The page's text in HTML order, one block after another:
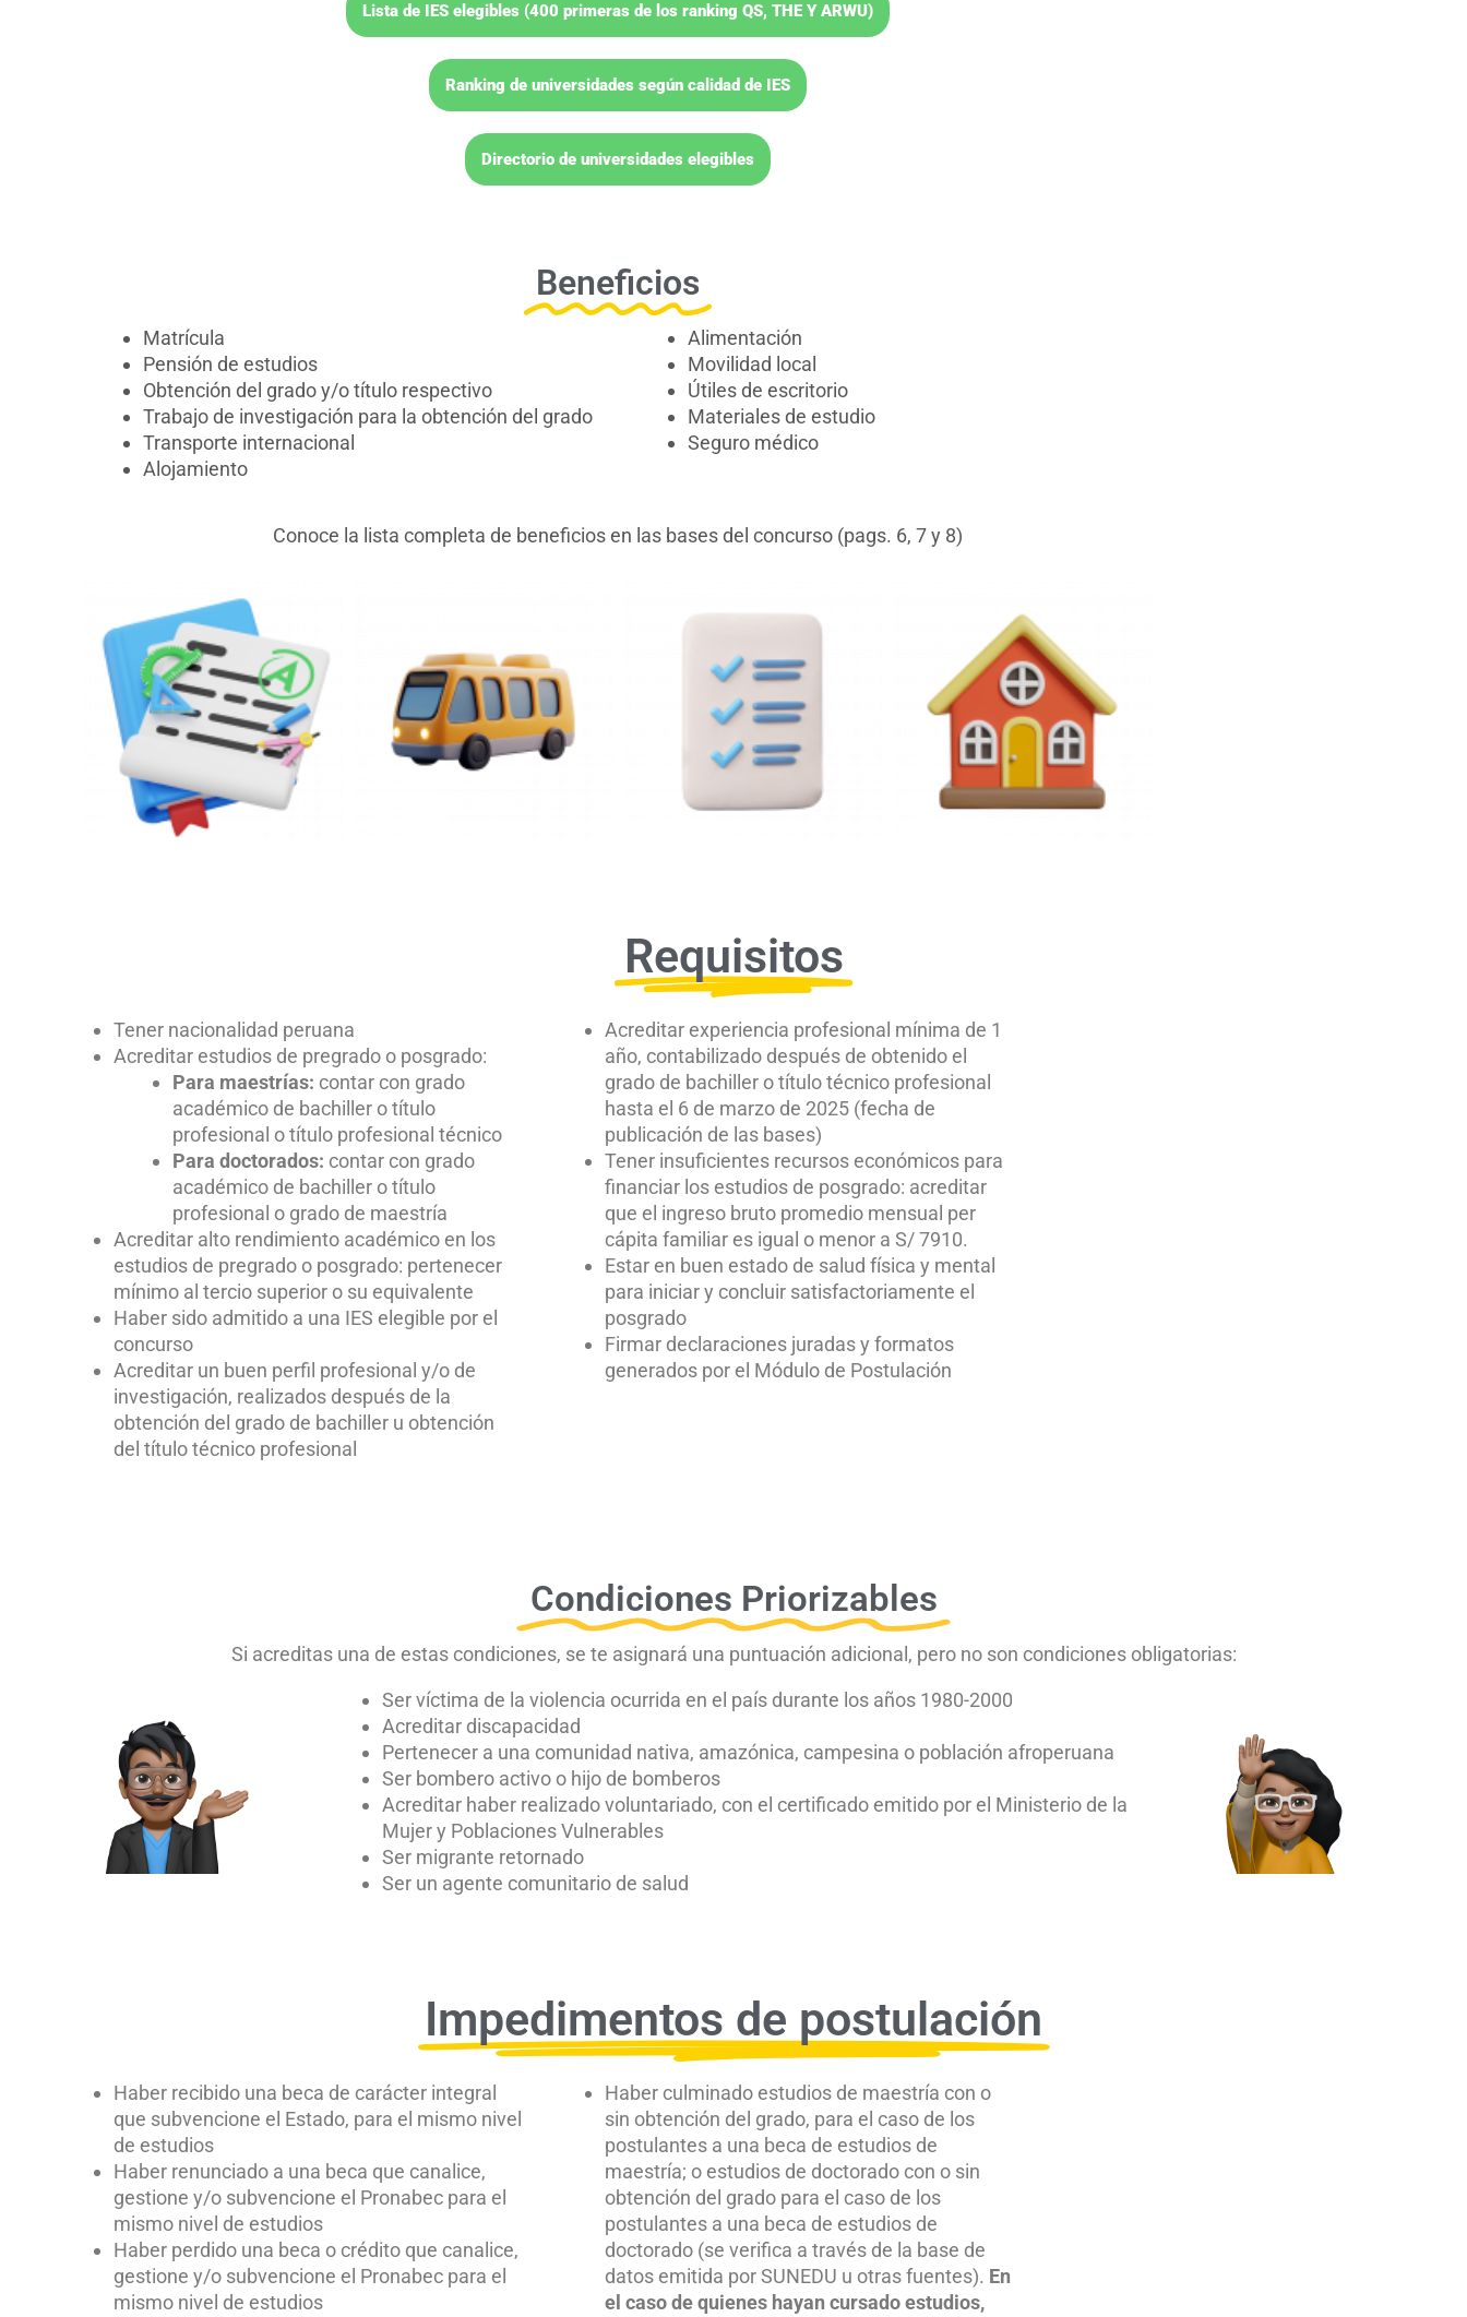
Lista de IES elegibles (400 primeras de los ranking QS, THE Y ARWU)
Ranking de universidades según calidad de IES
Directorio de universidades elegibles
Beneficios
Matrícula
Pensión de estudios
Obtención del grado y/o título respectivo
Trabajo de investigación para la obtención del grado
Transporte internacional
Alojamiento
Alimentación
Movilidad local
Útiles de escritorio
Materiales de estudio
Seguro médico
Conoce la lista completa de beneficios en las bases del concurso (pags. 6, 7 y 8)
Requisitos
Tener nacionalidad peruana
Acreditar estudios de pregrado o posgrado:
Para maestrías: contar con grado
académico de bachiller o título
profesional o título profesional técnico
Para doctorados: contar con grado
académico de bachiller o título
profesional o grado de maestría
Acreditar alto rendimiento académico en los
estudios de pregrado o posgrado: pertenecer
mínimo al tercio superior o su equivalente
Haber sido admitido a una IES elegible por el
concurso
Acreditar un buen perfil profesional y/o de
investigación, realizados después de la
obtención del grado de bachiller u obtención
del título técnico profesional
Acreditar experiencia profesional mínima de 1
año, contabilizado después de obtenido el
grado de bachiller o título técnico profesional
hasta el 6 de marzo de 2025 (fecha de
publicación de las bases)
Tener insuficientes recursos económicos para
financiar los estudios de posgrado: acreditar
que el ingreso bruto promedio mensual per
cápita familiar es igual o menor a S/ 7910.
Estar en buen estado de salud física y mental
para iniciar y concluir satisfactoriamente el
posgrado
Firmar declaraciones juradas y formatos
generados por el Módulo de Postulación
Condiciones Priorizables
Si acreditas una de estas condiciones, se te asignará una puntuación adicional, pero no son condiciones obligatorias:
Ser víctima de la violencia ocurrida en el país durante los años 1980-2000
Acreditar discapacidad
Pertenecer a una comunidad nativa, amazónica, campesina o población afroperuana
Ser bombero activo o hijo de bomberos
Acreditar haber realizado voluntariado, con el certificado emitido por el Ministerio de la
Mujer y Poblaciones Vulnerables
Ser migrante retornado
Ser un agente comunitario de salud
Impedimentos de postulación
Haber recibido una beca de carácter integral
que subvencione el Estado, para el mismo nivel
de estudios
Haber renunciado a una beca que canalice,
gestione y/o subvencione el Pronabec para el
mismo nivel de estudios
Haber perdido una beca o crédito que canalice,
gestione y/o subvencione el Pronabec para el
mismo nivel de estudios
Haber culminado estudios de maestría con o
sin obtención del grado, para el caso de los
postulantes a una beca de estudios de
maestría; o estudios de doctorado con o sin
obtención del grado para el caso de los
postulantes a una beca de estudios de
doctorado (se verifica a través de la base de
datos emitida por SUNEDU u otras fuentes). En
el caso de quienes hayan cursado estudios,